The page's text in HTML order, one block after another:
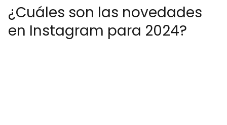
¿Cuáles son las novedades
en Instagram para 2024?